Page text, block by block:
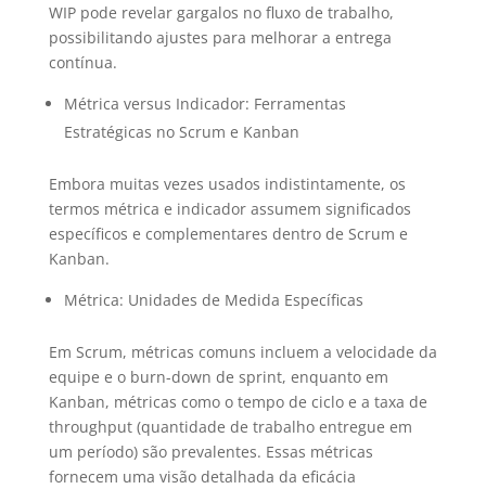
WIP pode revelar gargalos no fluxo de trabalho,
possibilitando ajustes para melhorar a entrega
contínua.
Métrica versus Indicador: Ferramentas
Estratégicas no Scrum e Kanban
Embora muitas vezes usados indistintamente, os
termos métrica e indicador assumem significados
específicos e complementares dentro de Scrum e
Kanban.
Métrica: Unidades de Medida Específicas
Em Scrum, métricas comuns incluem a velocidade da
equipe e o burn-down de sprint, enquanto em
Kanban, métricas como o tempo de ciclo e a taxa de
throughput (quantidade de trabalho entregue em
um período) são prevalentes. Essas métricas
fornecem uma visão detalhada da eficácia